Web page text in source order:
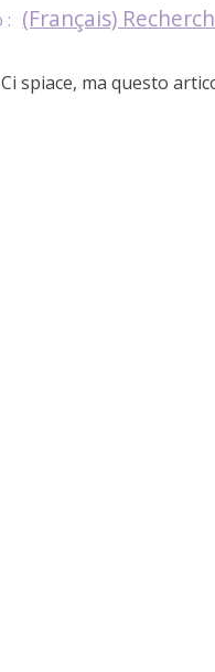
(Français)
Ci spiace, ma questo